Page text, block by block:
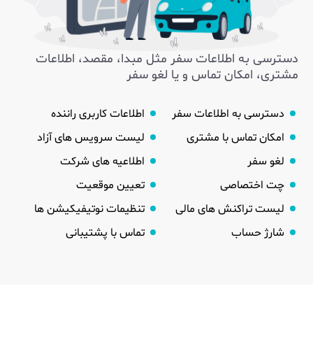
دسترسی به اطلاعات سفر مثل مبدا، مقصد، اطلاعات
مشتری، امکان تماس و یا لغو سفر
دسترسی به اطلاعات سفر
امکان تماس با مشتری
لغو سفر
چت اختصاصی
لیست تراکنش های مالی
شارژ حساب
اطلاعات کاربری راننده
لیست سرویس های آزاد
اطلاعیه های شرکت
تعیین موقعیت
تنظیمات نوتیفیکیشن ها
تماس با پشتیبانی